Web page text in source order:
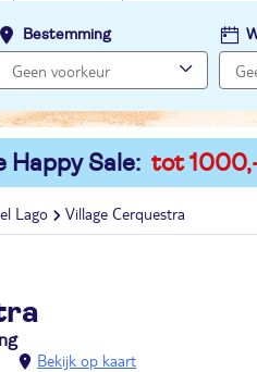
Bestemming
Happy Sale: tot
Lago Village Cerquestra
Bekijk op kaart